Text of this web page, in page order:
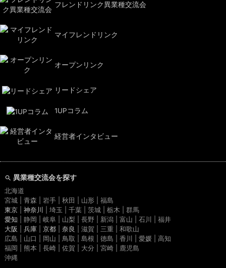
フレンドリンク異業種交流会
マイフレンドリンク
オープンリンク
リードシェア
1UPコラム
経営者インタビュー
異業種交流会を探す
北海道
宮城 | 青森 | 岩手 | 秋田 | 山形 | 福島
東京| 神奈川
| 埼玉 | 千葉 | 茨城 | 栃木 | 群馬
愛知 | 静岡 | 岐阜 | 山梨 | 長野 | 新潟 | 富山 | 石川 | 福井
大阪
兵庫| 京都| 奈良
| 滋賀 | 三重 | 和歌山
広島 | 山口 | 岡山 | 鳥取 | 島根 | 徳島 | 香川 | 愛媛 | 高知
福岡 | 熊本 | 長崎 | 佐賀 | 大分 | 宮崎 | 鹿児島
沖縄